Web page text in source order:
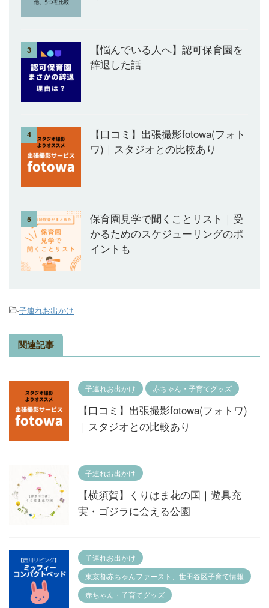
3
【悩んでいる人へ】認可保育園を
辞退した話
4
【口コミ】出張撮影fotowa(フォト
ワ)｜スタジオとの比較あり
5
保育園見学で聞くことリスト｜受
かるためのスケジューリングのポ
イントも
-子連れお出かけ
関連記事
子連れお出かけ 赤ちゃん・子育てグッズ
【口コミ】出張撮影fotowa(フォトワ)
｜スタジオとの比較あり
子連れお出かけ
【横須賀】くりはま花の国｜遊具充
実・ゴジラに会える公園
子連れお出かけ
東京都赤ちゃんファースト、世田谷区子育て情報
赤ちゃん・子育てグッズ